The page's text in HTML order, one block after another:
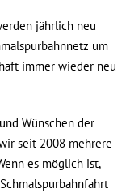
jährlich neu
um
immer wieder neu
Wünschen der
seit 2008 mehrere
es möglich ist,